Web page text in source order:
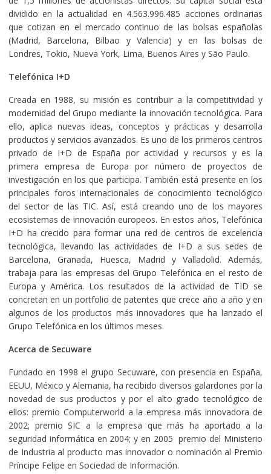
dividido en la actualidad en 4.563.996.485 acciones ordinarias
que cotizan en el mercado continuo de las bolsas españolas
(Madrid, Barcelona, Bilbao y Valencia) y en las bolsas de
Londres, Tokio, Nueva York, Lima, Buenos Aires y São Paulo.
Telefónica I+D
Creada en 1988, su misión es contribuir a la competitividad y
modernidad del Grupo mediante la innovación tecnológica. Para
ello, aplica nuevas ideas, conceptos y prácticas y desarrolla
productos y servicios avanzados. Es uno de los primeros centros
privado de I+D de España por actividad y recursos y es la
primera empresa de Europa por número de proyectos de
investigación en los que participa. También está presente en los
principales foros internacionales de conocimiento tecnológico
del sector de las TIC. Así, está creando uno de los mayores
ecosistemas de innovación europeos. En estos años, Telefónica
I+D ha crecido para formar una red de centros de excelencia
tecnológica, llevando las actividades de I+D a sus sedes de
Barcelona, Granada, Huesca, Madrid y Valladolid. Además,
trabaja para las empresas del Grupo Telefónica en el resto de
Europa y América. Los resultados de la actividad de TID se
concretan en un portfolio de patentes que crece año a año y en
algunos de los productos más innovadores que ha lanzado el
Grupo Telefónica en los últimos meses.
Acerca de Secuware
Fundado en 1998 el grupo Secuware, con presencia en España,
EEUU, México y Alemania, ha recibido diversos galardones por la
novedad de sus productos y por el alto grado tecnológico de
ellos: premio Computerworld a la empresa más innovadora de
2002; premio SIC a la empresa que más ha aportado a la
seguridad informática en 2004; y en 2005 premio del Ministerio
de Industria al producto mas innovador o nominación al Premio
Príncipe Felipe en Sociedad de Información.